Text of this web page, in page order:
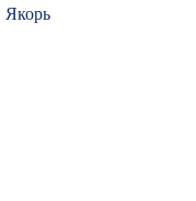
Якорь